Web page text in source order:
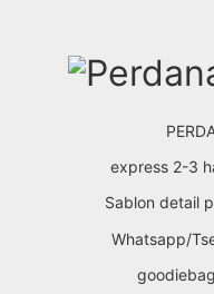
express 2-3
Sablon detail
Whatsapp/